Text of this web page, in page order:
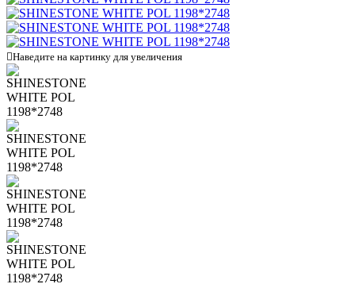
Наведите на картинку для увеличения